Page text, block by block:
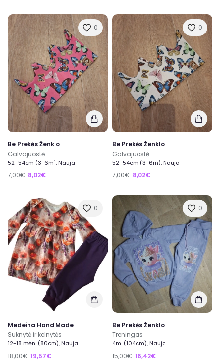
0
Be Prekės Ženklo
Galvajuostė
52–54cm (3-6m), Nauja
7,00€ 8,02€
0
Be Prekės Ženklo
Galvajuostė
52–54cm (3-6m), Nauja
7,00€ 8,02€
0
Medeina Hand Made
Suknytė ir kelnytės
12-18 mėn. (80cm), Nauja
18,00€ 19,57€
0
Be Prekės Ženklo
Treningas
4m. (104cm), Nauja
15,00€ 16,42€